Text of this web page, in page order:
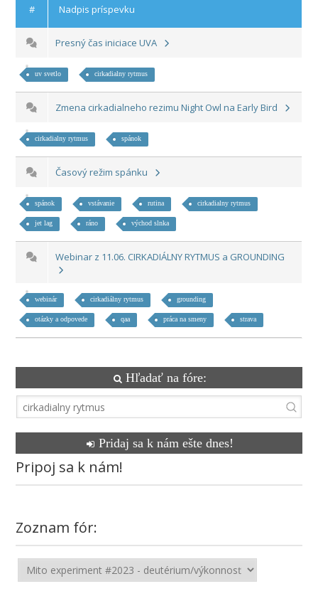
# Nadpis príspevku
Presný čas iniciace UVA
uv svetlo cirkadialny rytmus
Zmena cirkadialneho rezimu Night Owl na Early Bird
cirkadialny rytmus spánok
Časový režim spánku
spánok vstávanie rutina cirkadialny rytmus
jet lag ráno východ slnka
Webinar z 11.06. CIRKADIÁLNY RYTMUS a GROUNDING
webinár cirkadiálny rytmus grounding
otázky a odpovede qaa práca na smeny strava
Hľadať na fóre:
Pridaj sa k nám ešte dnes!
Pripoj sa k nám!
Zoznam fór: